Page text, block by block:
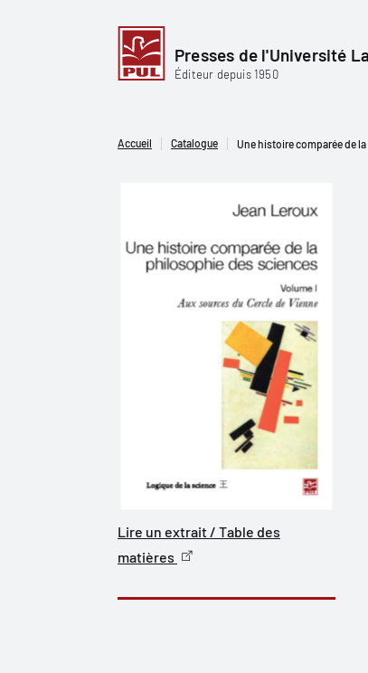
Presses de l'Université
Éditeur depuis 1950
Accueil Catalogue Une histoire comparée de
Lire un extrait / Table des
matières